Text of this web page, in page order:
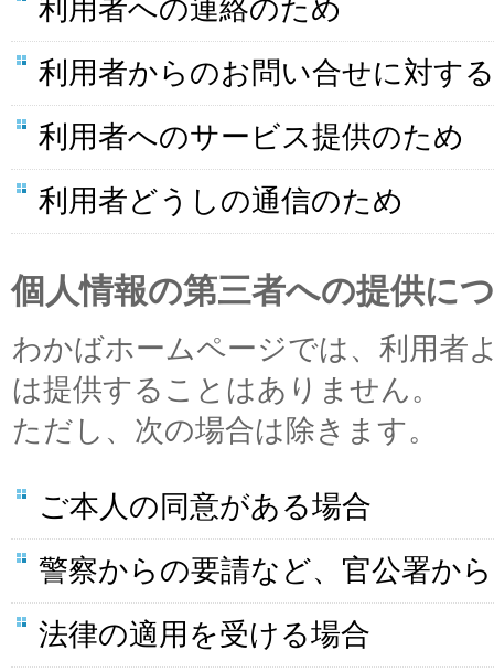
利用者への連絡のため
利用者からのお問い合せに対す
利用者へのサービス提供のため
利用者どうしの通信のため
個人情報の第三者への提供に
わかばホームページでは、利用者
は提供することはありません。
ただし、次の場合は除きます。
ご本人の同意がある場合
警察からの要請など、官公署か
法律の適用を受ける場合